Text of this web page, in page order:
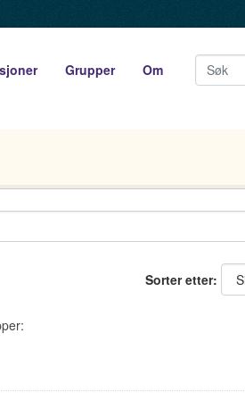
Grupper Om
Sorter etter